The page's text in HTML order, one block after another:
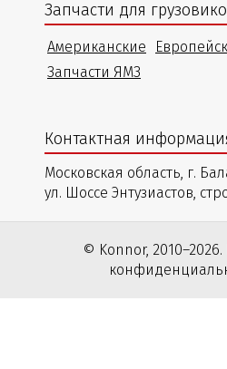
Запчасти для
Американские
Запчасти ЯМЗ
Контактная
Московская область, г.
ул. Шоссе Энтузиастов,
© Konnor,